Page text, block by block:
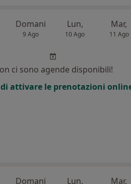
Domani
9 Ago
Lun,
10 Ago
Mar,
11 Ago
ci sono agende disponibili!
di attivare le prenotazioni
Domani Lun, Mar,